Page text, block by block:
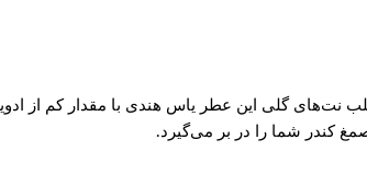
نت‌های گلی این عطر یاس هندی با مقدار کم از
کندر شما را در بر می‌گیرد.